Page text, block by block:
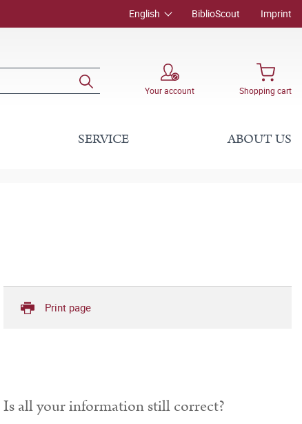
English BiblioScout Imprint
Your account Shopping cart
SERVICE ABOUT US
Print page
Is all your information still correct?